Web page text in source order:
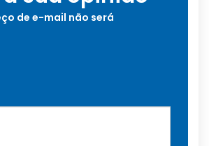
de e-mail não será